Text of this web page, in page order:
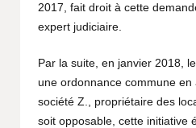
2017, fait droit à cette
expert judiciaire.
Par la suite, en janvier 2018,
une ordonnance commune
société Z., propriétaire des
soit opposable, cette initiative